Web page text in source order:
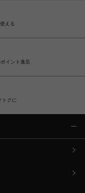
える
イント進呈
トクに